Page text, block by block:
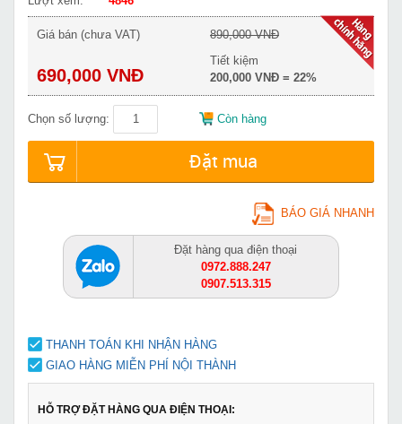
Giá bán (chưa VAT)
690,000 VNĐ
890,000 VNĐ
Tiết kiệm
200,000 VNĐ = 22%
Chọn số lượng: Còn hàng
Đặt mua
BÁO GIÁ NHANH
Đặt hàng qua điện thoại
0972.888.247
0907.513.315
THANH TOÁN KHI NHẬN HÀNG
GIAO HÀNG MIỄN PHÍ NỘI THÀNH
HỖ TRỢ ĐẶT HÀNG QUA ĐIỆN THOẠI: